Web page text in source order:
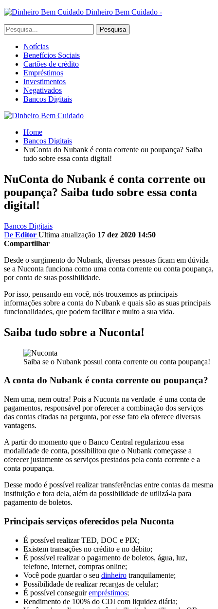
Dinheiro Bem Cuidado -
Notícias
Benefícios Sociais
Cartões de crédito
Empréstimos
Investimentos
Negativados
Bancos Digitais
Home
Bancos Digitais
NuConta do Nubank é conta corrente ou poupança? Saiba
tudo sobre essa conta digital!
NuConta do Nubank é conta corrente ou
poupança? Saiba tudo sobre essa conta
digital!
Bancos Digitais
De Editor Ultima atualização 17 dez 2020 14:50
Compartilhar
Desde o surgimento do Nubank, diversas pessoas ficam em dúvida
se a Nuconta funciona como uma conta corrente ou conta poupança,
por conta de suas possibilidade.
Por isso, pensando em você, nós trouxemos as principais
informações sobre a conta do Nubank e quais são as suas principais
funcionalidades, que podem facilitar e muito a sua vida.
Saiba tudo sobre a Nuconta!
Saiba se o Nubank possui conta corrente ou conta poupança!
A conta do Nubank é conta corrente ou poupança?
Nem uma, nem outra! Pois a Nuconta na verdade é uma conta de
pagamentos, responsável por oferecer a combinação dos serviços
das contas citadas na pergunta, por esse fato ela oferece diversas
vantagens.
A partir do momento que o Banco Central regularizou essa
modalidade de conta, possibilitou que o Nubank começasse a
oferecer justamente os serviços prestados pela conta corrente e a
conta poupança.
Desse modo é possível realizar transferências entre contas da mesma
instituição e fora dela, além da possibilidade de utilizá-la para
pagamento de boletos.
Principais serviços oferecidos pela Nuconta
É possível realizar TED, DOC e PIX;
Existem transações no crédito e no débito;
É possível realizar o pagamento de boletos, água, luz,
telefone, internet, compras online;
Você pode guardar o seu dinheiro tranquilamente;
Possibilidade de realizar recargas de celular;
É possível conseguirempréstimos;
Rendimento de 100% do CDI com liquidez diária;